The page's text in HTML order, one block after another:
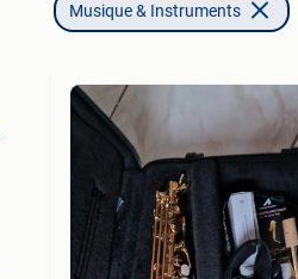
Musique & Instruments